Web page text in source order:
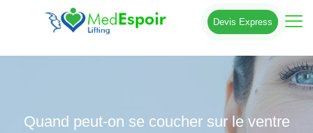
Devis Express
Quand peut-on se coucher sur le ventre